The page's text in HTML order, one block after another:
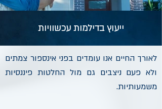
ייעוץ בדילמות עכשוויות
לאורך החיים אנו עומדים בפני אינספור צמתים
ולא פעם ניצבים גם מול החלטות פיננסיות
משמעותיות.